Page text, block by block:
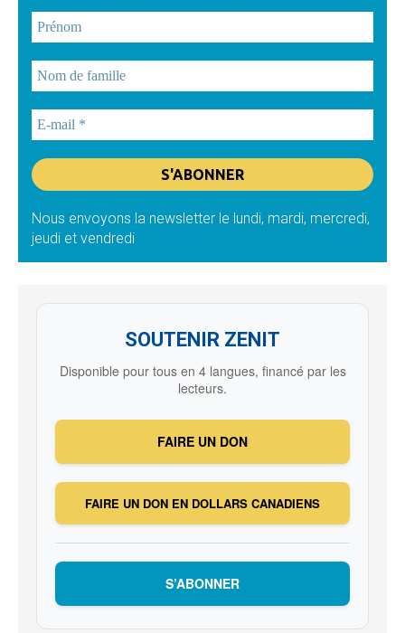
Nous envoyons la newsletter le lundi, mardi, mercredi,
jeudi et vendredi
SOUTENIR ZENIT
Disponible pour tous en 4 langues, financé par les
lecteurs.
FAIRE UN DON
FAIRE UN DON EN DOLLARS CANADIENS
S’ABONNER